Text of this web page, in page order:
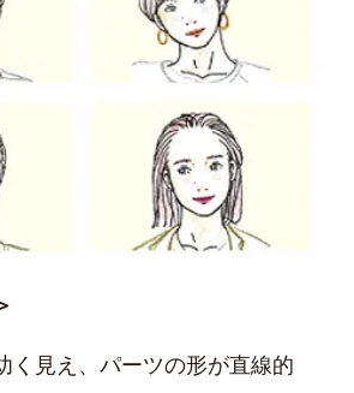
く見え、パーツの形が直線的